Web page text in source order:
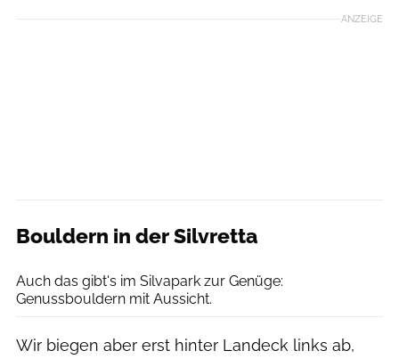
ANZEIGE
Bouldern in der Silvretta
Auch das gibt's im Silvapark zur Genüge:
Genussbouldern mit Aussicht.
Wir biegen aber erst hinter Landeck links ab,